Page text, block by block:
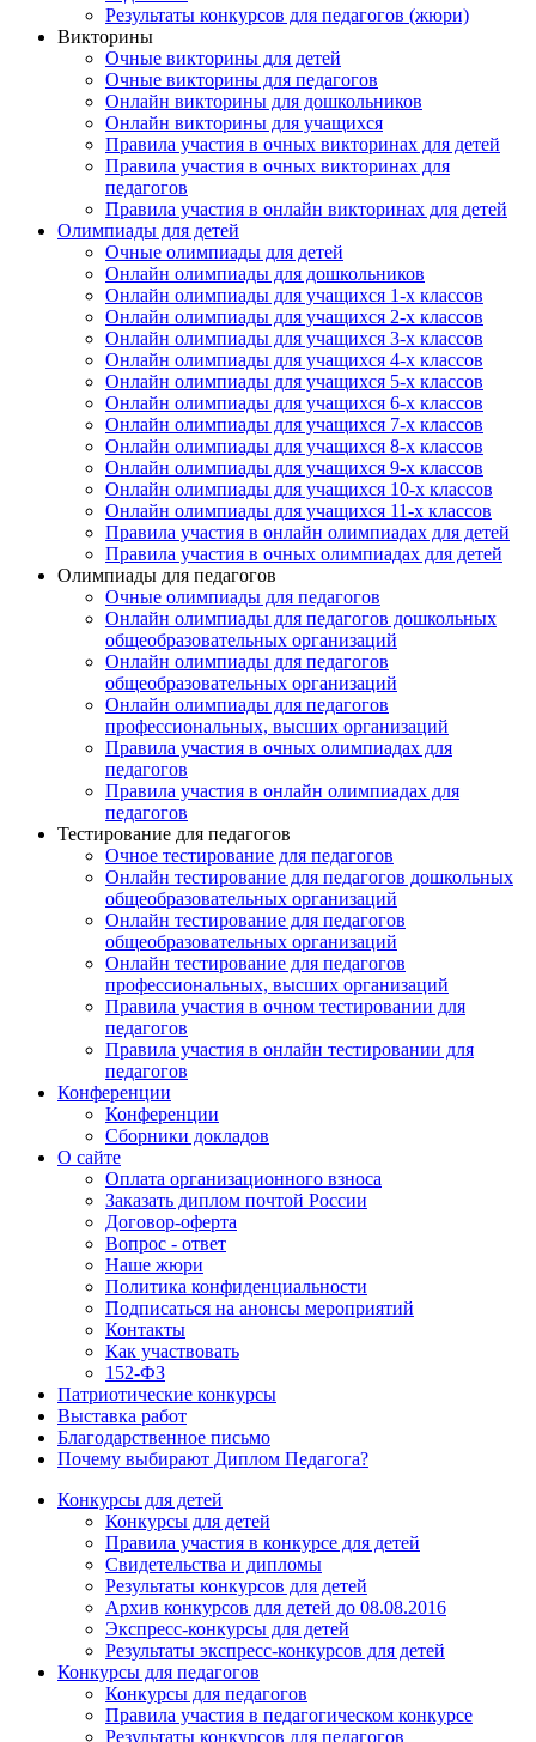
Результаты конкурсов для педагогов (жюри)
Викторины
Очные викторины для детей
Очные викторины для педагогов
Онлайн викторины для дошкольников
Онлайн викторины для учащихся
Правила участия в очных викторинах для детей
Правила участия в очных викторинах для
педагогов
Правила участия в онлайн викторинах для детей
Олимпиады для детей
Очные олимпиады для детей
Онлайн олимпиады для дошкольников
Онлайн олимпиады для учащихся 1-х классов
Онлайн олимпиады для учащихся 2-х классов
Онлайн олимпиады для учащихся 3-х классов
Онлайн олимпиады для учащихся 4-х классов
Онлайн олимпиады для учащихся 5-х классов
Онлайн олимпиады для учащихся 6-х классов
Онлайн олимпиады для учащихся 7-х классов
Онлайн олимпиады для учащихся 8-х классов
Онлайн олимпиады для учащихся 9-х классов
Онлайн олимпиады для учащихся 10-х классов
Онлайн олимпиады для учащихся 11-х классов
Правила участия в онлайн олимпиадах для детей
Правила участия в очных олимпиадах для детей
Олимпиады для педагогов
Очные олимпиады для педагогов
Онлайн олимпиады для педагогов дошкольных
общеобразовательных организаций
Онлайн олимпиады для педагогов
общеобразовательных организаций
Онлайн олимпиады для педагогов
профессиональных, высших организаций
Правила участия в очных олимпиадах для
педагогов
Правила участия в онлайн олимпиадах для
педагогов
Тестирование для педагогов
Очное тестирование для педагогов
Онлайн тестирование для педагогов дошкольных
общеобразовательных организаций
Онлайн тестирование для педагогов
общеобразовательных организаций
Онлайн тестирование для педагогов
профессиональных, высших организаций
Правила участия в очном тестировании для
педагогов
Правила участия в онлайн тестировании для
педагогов
Конференции
Конференции
Сборники докладов
О сайте
Оплата организационного взноса
Заказать диплом почтой России
Договор-оферта
Вопрос - ответ
Наше жюри
Политика конфиденциальности
Подписаться на анонсы мероприятий
Контакты
Как участвовать
152-ФЗ
Патриотические конкурсы
Выставка работ
Благодарственное письмо
Почему выбирают Диплом Педагога?
Конкурсы для детей
Конкурсы для детей
Правила участия в конкурсе для детей
Свидетельства и дипломы
Результаты конкурсов для детей
Архив конкурсов для детей до 08.08.2016
Экспресс-конкурсы для детей
Результаты экспресс-конкурсов для детей
Конкурсы для педагогов
Конкурсы для педагогов
Правила участия в педагогическом конкурсе
Результаты конкурсов для педагогов